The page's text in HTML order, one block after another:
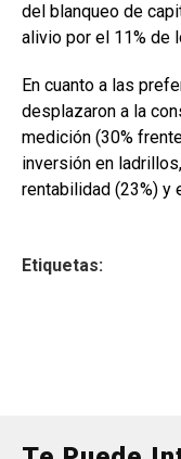
del blanqueo de
alivio por el 11% de
En cuanto a las
desplazaron a la
medición (30%
inversión en
rentabilidad (23%) y
Etiquetas: